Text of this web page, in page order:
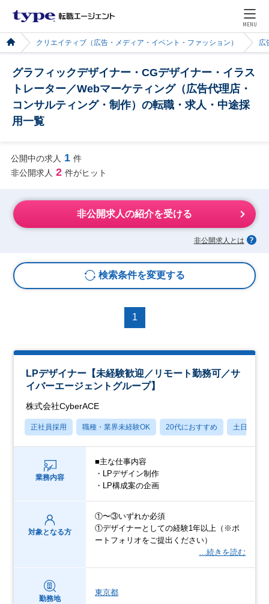
MENU
クリエイティブ（広告・メディア・イベント・ファッション） 広
グラフィックデザイナー・CGデザイナー・イラス
トレーター／Webマーケティング（広告代理店・
コンサルティング・制作）の転職・求人・中途採
用一覧
公開中の求人 1 件
非公開求人 2 件がヒット
非公開求人の紹介を受ける
非公開求人とは
検索条件を変更する
1
LPデザイナー【未経験歓迎／リモート勤務可／サ
イバーエージェントグループ】
株式会社CyberACE
正社員採用 職種・業界未経験OK 20代におすすめ 土日祝休み
業務内容
■主な仕事内容
・LPデザイン制作
・LP構成案の企画
対象となる方
①〜③いずれか必須
①デザイナーとしての経験1年以上（※ポ
ートフォリオをご提出ください）
…続きを読む
勤務地
東京都